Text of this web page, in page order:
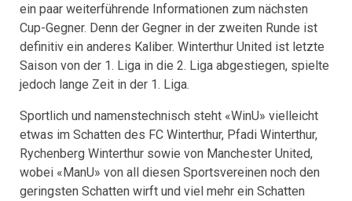
ein paar weiterführende Informationen zum nächsten
Cup-Gegner. Denn der Gegner in der zweiten Runde ist
definitiv ein anderes Kaliber. Winterthur United ist letzte
Saison von der 1. Liga in die 2. Liga abgestiegen, spielte
jedoch lange Zeit in der 1. Liga.
Sportlich und namenstechnisch steht «WinU» vielleicht
etwas im Schatten des FC Winterthur, Pfadi Winterthur,
Rychenberg Winterthur sowie von Manchester United,
wobei «ManU» von all diesen Sportsvereinen noch den
geringsten Schatten wirft und viel mehr ein Schatten